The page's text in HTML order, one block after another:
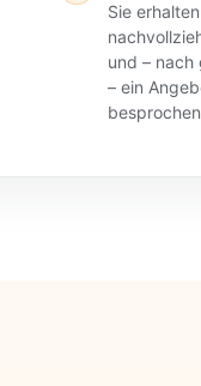
Sie
und – nach
– ein